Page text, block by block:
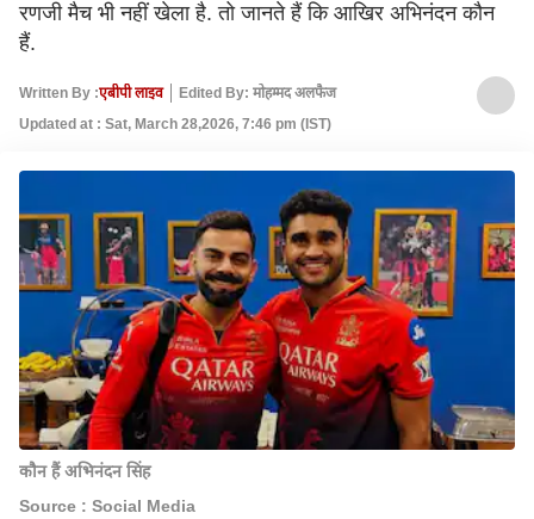
रणजी मैच भी नहीं खेला है. तो जानते हैं कि आखिर अभिनंदन कौन
हैं.
Written By :एबीपी लाइव
Edited By: मोहम्मद अलफैज
Updated at : Sat, March 28,2026, 7:46 pm (IST)
कौन हैं अभिनंदन सिंह
Source : Social Media